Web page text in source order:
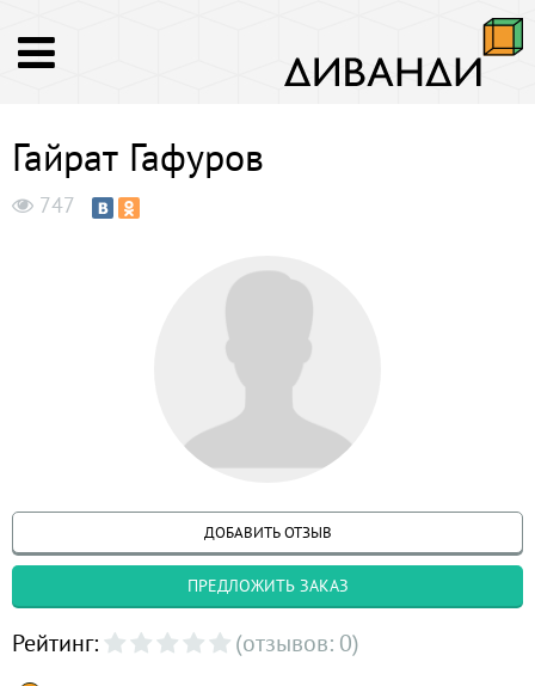
Гайрат Гафуров
747
ДОБАВИТЬ ОТЗЫВ
ПРЕДЛОЖИТЬ ЗАКАЗ
Рейтинг: (отзывов: 0)